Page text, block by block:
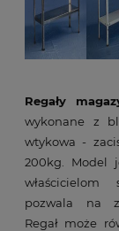
Regały
wykonane z
wtykowa -
200kg. Model
właścicielom
pozwala na
Regał może